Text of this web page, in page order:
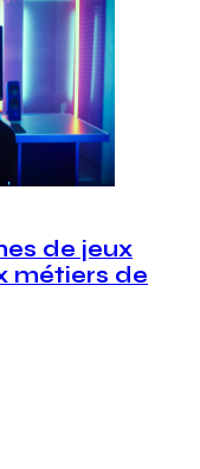
de jeux
métiers de